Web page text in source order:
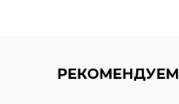
РЕКОМЕНДУЕМ